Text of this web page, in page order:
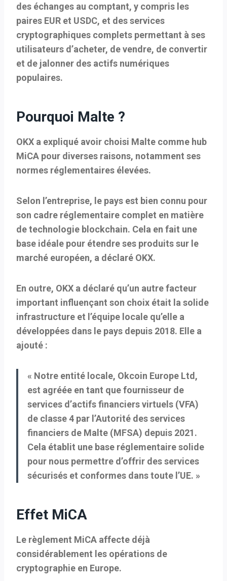
des échanges au comptant, y compris les
paires EUR et USDC, et des services
cryptographiques complets permettant à ses
utilisateurs d’acheter, de vendre, de convertir
et de jalonner des actifs numériques
populaires.
Pourquoi Malte ?
OKX a expliqué avoir choisi Malte comme hub
MiCA pour diverses raisons, notamment ses
normes réglementaires élevées.
Selon l’entreprise, le pays est bien connu pour
son cadre réglementaire complet en matière
de technologie blockchain. Cela en fait une
base idéale pour étendre ses produits sur le
marché européen, a déclaré OKX.
En outre, OKX a déclaré qu’un autre facteur
important influençant son choix était la solide
infrastructure et l’équipe locale qu’elle a
développées dans le pays depuis 2018. Elle a
ajouté :
« Notre entité locale, Okcoin Europe Ltd,
est agréée en tant que fournisseur de
services d’actifs financiers virtuels (VFA)
de classe 4 par l’Autorité des services
financiers de Malte (MFSA) depuis 2021.
Cela établit une base réglementaire solide
pour nous permettre d’offrir des services
sécurisés et conformes dans toute l’UE. »
Effet MiCA
Le règlement MiCA affecte déjà
considérablement les opérations de
cryptographie en Europe.